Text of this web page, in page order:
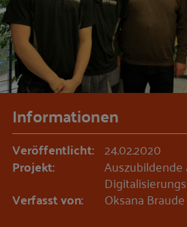
Informationen
Veröffentlicht: 24.02.2020
Projekt: Auszubildende
Verfasst von: Oksana Braude